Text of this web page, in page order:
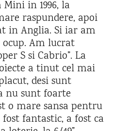
in 1996, la
raspundere, apoi
in Anglia. Si iar am
Am lucrat
S si Cabrio”. La
a tinut cel mai
desi sunt
nu sunt foarte
o mare sansa pentru
fantastic, a fost ca